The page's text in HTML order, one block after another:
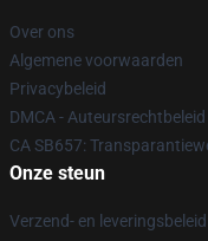
Over ons
Algemene voorwaarden
Privacybeleid
DMCA - Auteursrechtbeleid
CA SB657:
Onze steun
Verzend- en leveringsbeleid